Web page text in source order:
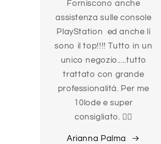
Forniscono anche
assistenza sulle console
PlayStation ed anche lì
sono il top!!!! Tutto in un
unico negozio.....tutto
trattato con grande
professionalità. Per me
10lode e super
consigliato. 👍🏻
Arianna Palma